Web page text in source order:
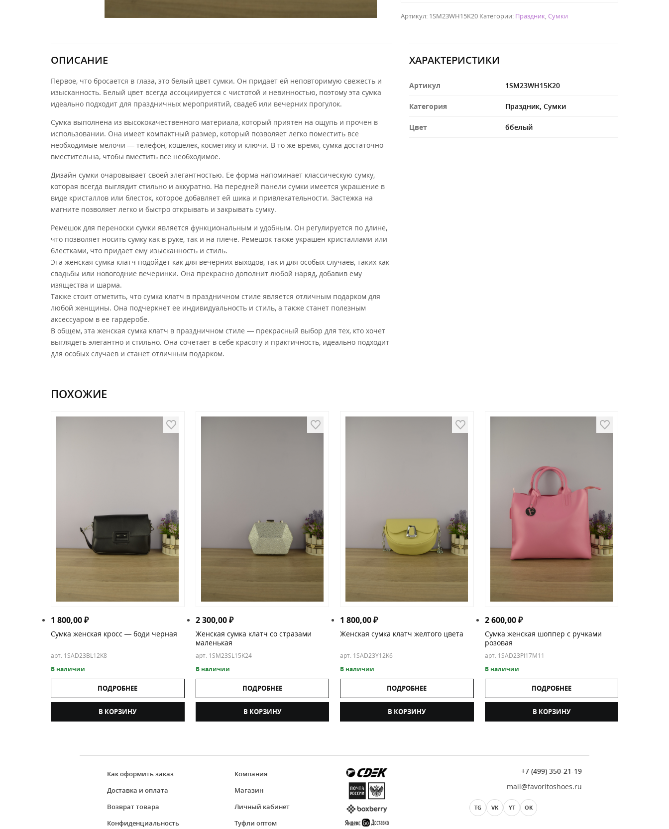
Артикул: 1SM23WH15K20 Категории: Праздник,Сумки
ОПИСАНИЕ
Первое, что бросается в глаза, это белый цвет сумки. Он придает ей неповторимую свежесть и
изысканность. Белый цвет всегда ассоциируется с чистотой и невинностью, поэтому эта сумка
идеально подходит для праздничных мероприятий, свадеб или вечерних прогулок.
Сумка выполнена из высококачественного материала, который приятен на ощупь и прочен в
использовании. Она имеет компактный размер, который позволяет легко поместить все
необходимые мелочи — телефон, кошелек, косметику и ключи. В то же время, сумка достаточно
вместительна, чтобы вместить все необходимое.
Дизайн сумки очаровывает своей элегантностью. Ее форма напоминает классическую сумку,
которая всегда выглядит стильно и аккуратно. На передней панели сумки имеется украшение в
виде кристаллов или блесток, которое добавляет ей шика и привлекательности. Застежка на
магните позволяет легко и быстро открывать и закрывать сумку.
Ремешок для переноски сумки является функциональным и удобным. Он регулируется по длине,
что позволяет носить сумку как в руке, так и на плече. Ремешок также украшен кристаллами или
блестками, что придает ему изысканность и стиль.
Эта женская сумка клатч подойдет как для вечерних выходов, так и для особых случаев, таких как
свадьбы или новогодние вечеринки. Она прекрасно дополнит любой наряд, добавив ему
изящества и шарма.
Также стоит отметить, что сумка клатч в праздничном стиле является отличным подарком для
любой женщины. Она подчеркнет ее индивидуальность и стиль, а также станет полезным
аксессуаром в ее гардеробе.
В общем, эта женская сумка клатч в праздничном стиле — прекрасный выбор для тех, кто хочет
выглядеть элегантно и стильно. Она сочетает в себе красоту и практичность, идеально подходит
для особых случаев и станет отличным подарком.
ХАРАКТЕРИСТИКИ
Артикул 1SM23WH15K20
Категория Праздник,Сумки
Цвет ббелый
ПОХОЖИЕ
1 800,00₽
Сумка женская кросс — боди черная
арт. 1SAD23BL12K8
В наличии
ПОДРОБНЕЕ
В КОРЗИНУ
2 300,00₽
Женская сумка клатч со стразами
маленькая
арт. 1SM23SL15K24
В наличии
ПОДРОБНЕЕ
В КОРЗИНУ
1 800,00₽
Женская сумка клатч желтого цвета
арт. 1SAD23Y12K6
В наличии
ПОДРОБНЕЕ
В КОРЗИНУ
2 600,00₽
Сумка женская шоппер с ручками
розовая
арт. 1SAD23PI17M11
В наличии
ПОДРОБНЕЕ
В КОРЗИНУ
Как оформить заказ
Доставка и оплата
Возврат товара
Конфиденциальность
Компания
Магазин
Личный кабинет
Туфли оптом
+7 (499) 350-21-19
mail@favoritoshoes.ru
TG VK YT OK